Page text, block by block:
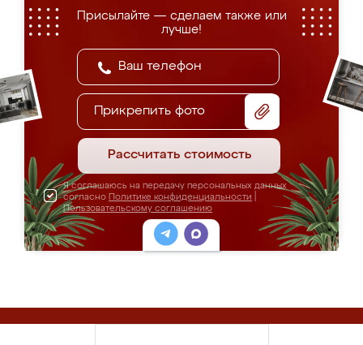
Присылайте — сделаем также или
лучше!
Прикрепить фото
Рассчитать стоимость
Я соглашаюсь на передачу персональных данных
согласно Политике конфиденциальности
Пользовательскому соглашению